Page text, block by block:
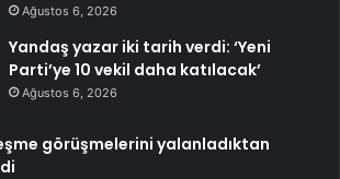
Ağustos 6, 2026
Yandaş yazar iki tarih verdi: ‘Yeni
Parti’ye 10 vekil daha katılacak’
Ağustos 6, 2026
görüşmelerini yalanladıktan